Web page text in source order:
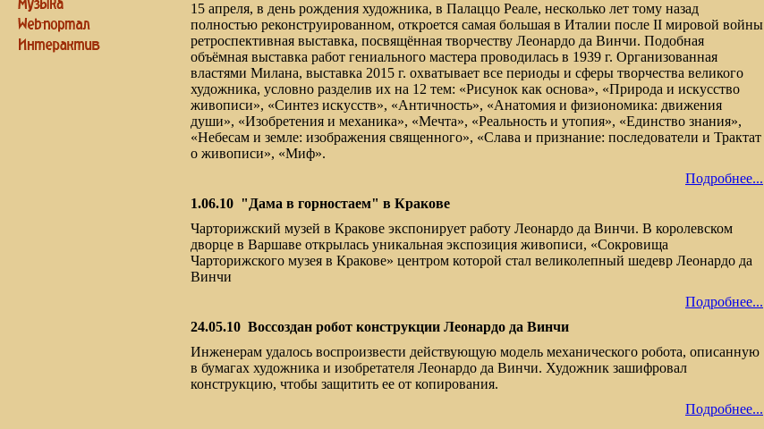
15 апреля, в день рождения художника, в Палаццо Реале, несколько лет тому назад
полностью реконструированном, откроется самая большая в Италии после II мировой войны
ретроспективная выставка, посвящённая творчеству Леонардо да Винчи. Подобная
объёмная выставка работ гениального мастера проводилась в 1939 г. Организованная
властями Милана, выставка 2015 г. охватывает все периоды и сферы творчества великого
художника, условно разделив их на 12 тем: «Рисунок как основа», «Природа и искусство
живописи», «Синтез искусств», «Античность», «Анатомия и физиономика: движения
души», «Изобретения и механика», «Мечта», «Реальность и утопия», «Единство знания»,
«Небесам и земле: изображения священного», «Слава и признание: последователи и Трактат
о живописи», «Миф».
Подробнее...
1.06.10 "Дама в горностаем" в Кракове
Чарторижский музей в Кракове экспонирует работу Леонардо да Винчи. В королевском
дворце в Варшаве открылась уникальная экспозиция живописи, «Сокровища
Чарторижского музея в Кракове» центром которой стал великолепный шедевр Леонардо да
Винчи
Подробнее...
24.05.10 Воссоздан робот конструкции Леонардо да Винчи
Инженерам удалось воспроизвести действующую модель механического робота, описанную
в бумагах художника и изобретателя Леонардо да Винчи. Художник зашифровал
конструкцию, чтобы защитить ее от копирования.
Подробнее...